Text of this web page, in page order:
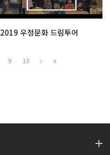
2019 우정문화 드림투어
9 10